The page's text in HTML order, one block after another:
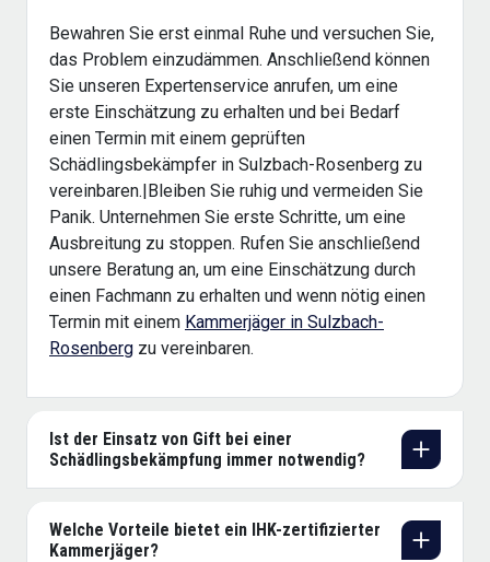
Bewahren Sie erst einmal Ruhe und versuchen Sie,
das Problem einzudämmen. Anschließend können
Sie unseren Expertenservice anrufen, um eine
erste Einschätzung zu erhalten und bei Bedarf
einen Termin mit einem geprüften
Schädlingsbekämpfer in Sulzbach-Rosenberg zu
vereinbaren.|Bleiben Sie ruhig und vermeiden Sie
Panik. Unternehmen Sie erste Schritte, um eine
Ausbreitung zu stoppen. Rufen Sie anschließend
unsere Beratung an, um eine Einschätzung durch
einen Fachmann zu erhalten und wenn nötig einen
Termin mit einem Kammerjäger in Sulzbach-
Rosenberg zu vereinbaren.
Ist der Einsatz von Gift bei einer
Schädlingsbekämpfung immer notwendig?
Welche Vorteile bietet ein IHK-zertifizierter
Kammerjäger?